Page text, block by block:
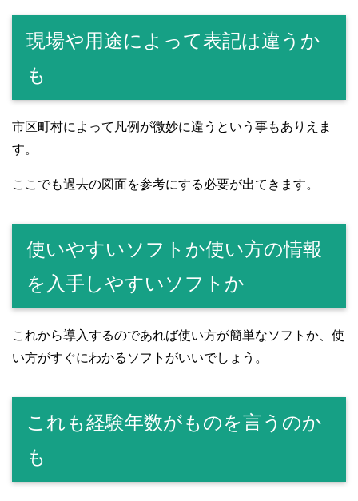
現場や用途によって表記は違うか
も
市区町村によって凡例が微妙に違うという事もありえま
す。
ここでも過去の図面を参考にする必要が出てきます。
使いやすいソフトか使い方の情報
を入手しやすいソフトか
これから導入するのであれば使い方が簡単なソフトか、使
い方がすぐにわかるソフトがいいでしょう。
これも経験年数がものを言うのか
も